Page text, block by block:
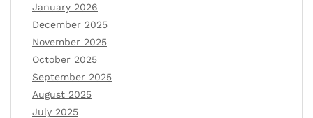
January 2026
December 2025
November 2025
October 2025
September 2025
August 2025
July 2025